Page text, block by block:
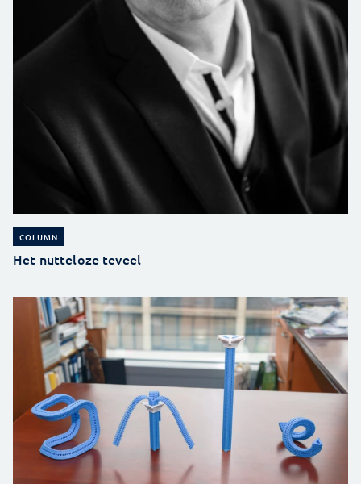
COLUMN
Het nutteloze teveel